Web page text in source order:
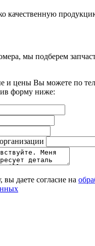
качественную
мы подберем
и цены Вы можете по
форму ниже:
вы даете согласие на